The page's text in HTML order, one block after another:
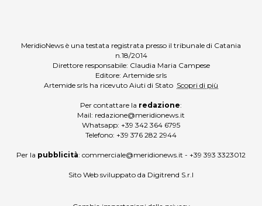
MeridioNews è una testata registrata presso il tribunale di Catania
n.18/2014
Direttore responsabile: Claudia Maria Campese
Editore: Artemide srls
Artemide srls ha ricevuto Aiuti di Stato Scopri di più
Per contattare la redazione:
Mail: redazione@meridionews.it
Whatsapp: +39 342 364 6795
Telefono: +39 376 282 2944
Per la pubblicità: commerciale@meridionews.it - +39 393 3323012
Sito Web sviluppato da Digitrend S.r.l